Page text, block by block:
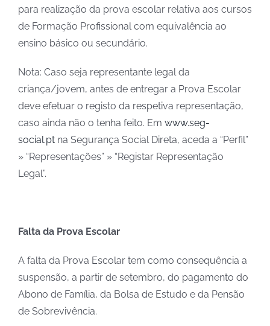
para realização da prova escolar relativa aos cursos
de Formação Profissional com equivalência ao
ensino básico ou secundário.
Nota: Caso seja representante legal da
criança/jovem, antes de entregar a Prova Escolar
deve efetuar o registo da respetiva representação,
caso ainda não o tenha feito. Em www.seg-
social.pt na Segurança Social Direta, aceda a “Perfil”
» “Representações” » “Registar Representação
Legal”.
Falta da Prova Escolar
A falta da Prova Escolar tem como consequência a
suspensão, a partir de setembro, do pagamento do
Abono de Família, da Bolsa de Estudo e da Pensão
de Sobrevivência.